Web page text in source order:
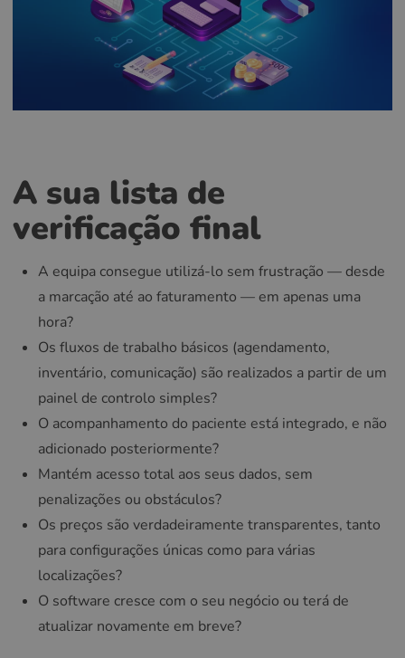
A sua lista de
verificação final
A equipa consegue utilizá-lo sem frustração — desde
a marcação até ao faturamento — em apenas uma
hora?
Os fluxos de trabalho básicos (agendamento,
inventário, comunicação) são realizados a partir de um
painel de controlo simples?
O acompanhamento do paciente está integrado, e não
adicionado posteriormente?
Mantém acesso total aos seus dados, sem
penalizações ou obstáculos?
Os preços são verdadeiramente transparentes, tanto
para configurações únicas como para várias
localizações?
O software cresce com o seu negócio ou terá de
atualizar novamente em breve?